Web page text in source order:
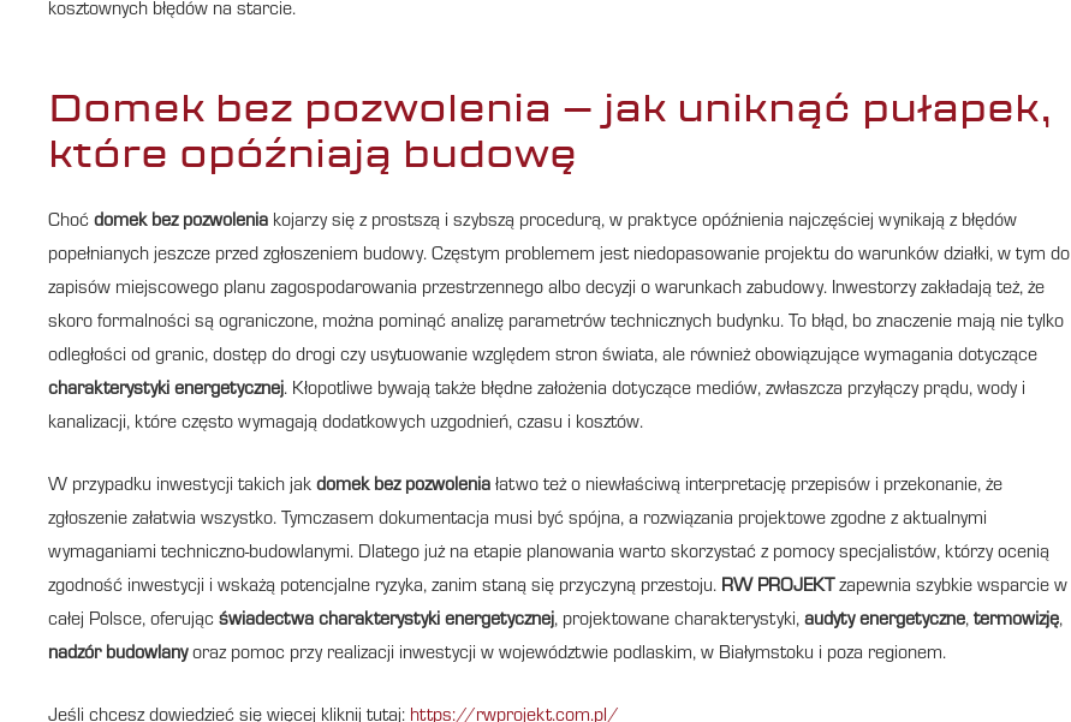
kosztownych błędów na starcie.
Domek bez pozwolenia – jak uniknąć pułapek,
które opóźniają budowę
Choć domek bez pozwolenia kojarzy się z prostszą i szybszą procedurą, w praktyce opóźnienia najczęściej wynikają z błędów
popełnianych jeszcze przed zgłoszeniem budowy. Częstym problemem jest niedopasowanie projektu do warunków działki, w tym do
zapisów miejscowego planu zagospodarowania przestrzennego albo decyzji o warunkach zabudowy. Inwestorzy zakładają też, że
skoro formalności są ograniczone, można pominąć analizę parametrów technicznych budynku. To błąd, bo znaczenie mają nie tylko
odległości od granic, dostęp do drogi czy usytuowanie względem stron świata, ale również obowiązujące wymagania dotyczące
charakterystyki energetycznej. Kłopotliwe bywają także błędne założenia dotyczące mediów, zwłaszcza przyłączy prądu, wody i
kanalizacji, które często wymagają dodatkowych uzgodnień, czasu i kosztów.
W przypadku inwestycji takich jak domek bez pozwolenia łatwo też o niewłaściwą interpretację przepisów i przekonanie, że
zgłoszenie załatwia wszystko. Tymczasem dokumentacja musi być spójna, a rozwiązania projektowe zgodne z aktualnymi
wymaganiami techniczno-budowlanymi. Dlatego już na etapie planowania warto skorzystać z pomocy specjalistów, którzy ocenią
zgodność inwestycji i wskażą potencjalne ryzyka, zanim staną się przyczyną przestoju. RW PROJEKT zapewnia szybkie wsparcie w
całej Polsce, oferując świadectwa charakterystyki energetycznej, projektowane charakterystyki, audyty energetyczne, termowizję,
nadzór budowlanyoraz pomoc przy realizacji inwestycji w województwie podlaskim, w Białymstoku i poza regionem.
Jeśli chcesz dowiedzieć się więcej kliknij tutaj: https://rwprojekt.com.pl/